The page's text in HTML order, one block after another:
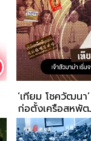
‘เทียม โชควัฒนา